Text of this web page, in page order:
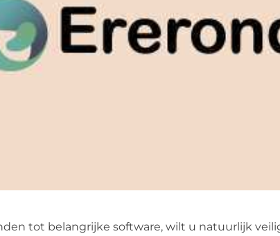
tot belangrijke software, wilt u natuurlijk